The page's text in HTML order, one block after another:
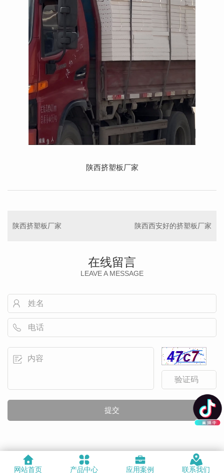
陕西挤塑板厂家
陕西挤塑板厂家 陕西西安好的挤塑板厂家
在线留言
LEAVE A MESSAGE
网站首页 产品中心 应用案例 联系我们